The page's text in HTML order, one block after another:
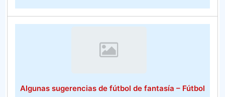
(en
The
Beneficios
de
mejores
Algunas sugerencias de fútbol de fantasía – Fútbol